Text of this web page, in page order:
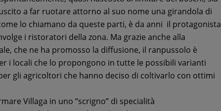
a far ruotare attorno al suo nome una girandola di
lo chiamano da queste parti, è da anni il protagonista
i ristoratori della zona. Ma grazie anche alla
che ne ha promosso la diffusione, il ranpussolo è
i locali che lo propongono in tutte le possibili varianti
gli agricoltori che hanno deciso di coltivarlo con ottimi
Villaga in uno “scrigno” di specialità